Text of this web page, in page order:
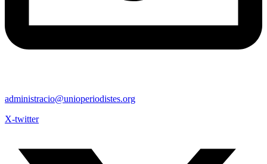
administracio@unioperiodistes.org
X-twitter